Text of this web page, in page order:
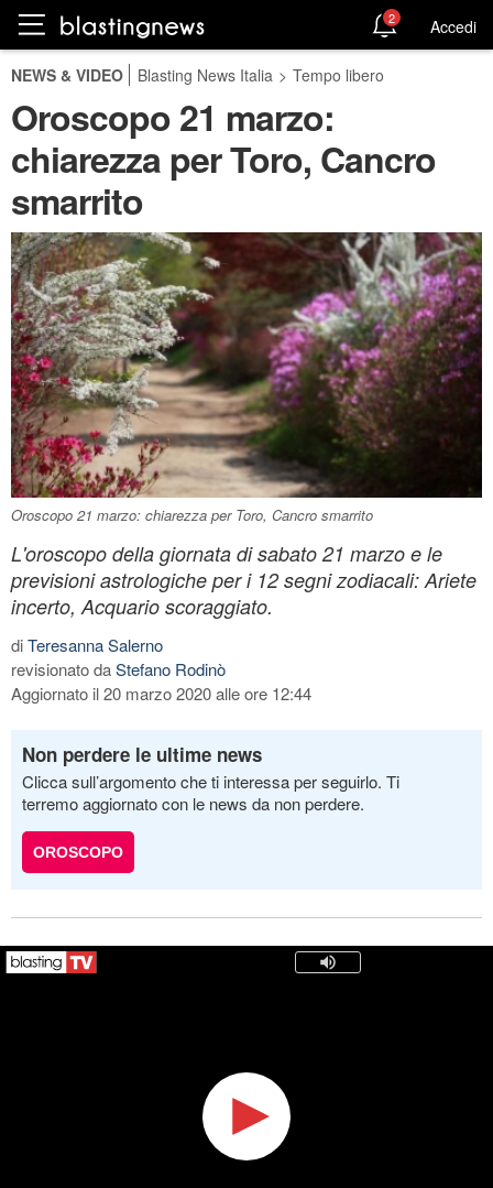
2 Accedi
NEWS & VIDEO Blasting News Italia > Tempo libero
Oroscopo 21 marzo:
chiarezza per Toro, Cancro
smarrito
Oroscopo 21 marzo: chiarezza per Toro, Cancro smarrito
L'oroscopo della giornata di sabato 21 marzo e le
previsioni astrologiche per i 12 segni zodiacali: Ariete
incerto, Acquario scoraggiato.
diTeresanna Salerno
revisionato daStefano Rodinò
Aggiornato il 20 marzo 2020 alle ore 12:44
Non perdere le ultime news
Clicca sull’argomento che ti interessa per seguirlo. Ti
terremo aggiornato con le news da non perdere.
OROSCOPO